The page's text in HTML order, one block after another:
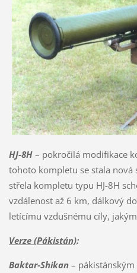
HJ-8H– pokročilá modifikace
tohoto kompletu se stala
střela kompletu typu HJ-8H
vzdálenost až 6 km, dálkový
letícímu vzdušnému cíly,
Verze (Pákistán):
Baktar-Shikan– pákistánským